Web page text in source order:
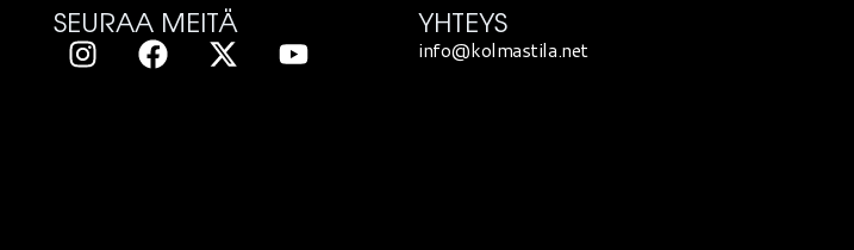
SEURAA MEITÄ YHTEYS
info@kolmastila.net